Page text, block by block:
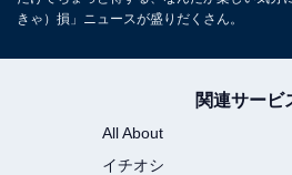
きゃ）損」ニュースが盛りだくさん。
関連サービ
All About
イチオシ